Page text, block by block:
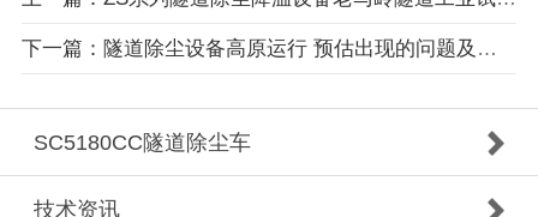
下一篇：隧道除尘设备高原运行 预估出现的问题及应对办法(七)
SC5180CC隧道除尘车
技术资讯